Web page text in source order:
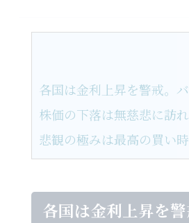
各国は金利上昇を警戒。
株価の下落は無慈悲に訪
悲観の極みは最高の買い
各国は金利上昇を